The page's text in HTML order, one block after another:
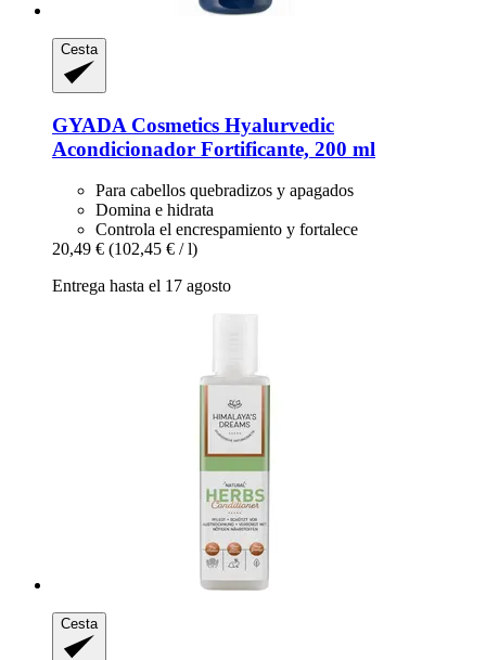
Cesta
GYADA Cosmetics Hyalurvedic
Acondicionador Fortificante, 200 ml
Para cabellos quebradizos y apagados
Domina e hidrata
Controla el encrespamiento y fortalece
20,49 € (102,45 € / l)
Entrega hasta el 17 agosto
Cesta